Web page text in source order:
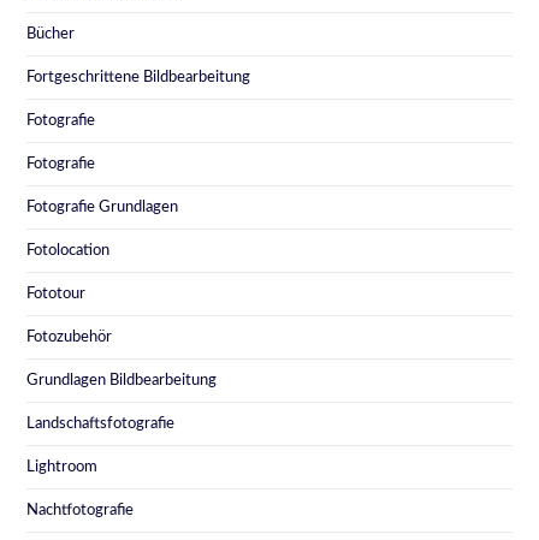
Bücher
Fortgeschrittene Bildbearbeitung
Fotografie
Fotografie
Fotografie Grundlagen
Fotolocation
Fototour
Fotozubehör
Grundlagen Bildbearbeitung
Landschaftsfotografie
Lightroom
Nachtfotografie